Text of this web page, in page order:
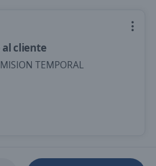
cliente
TEMPORAL